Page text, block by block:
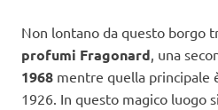
Non lontano da questo borgo
profumi Fragonard, una
1968 mentre quella principale
1926. In questo magico luogo